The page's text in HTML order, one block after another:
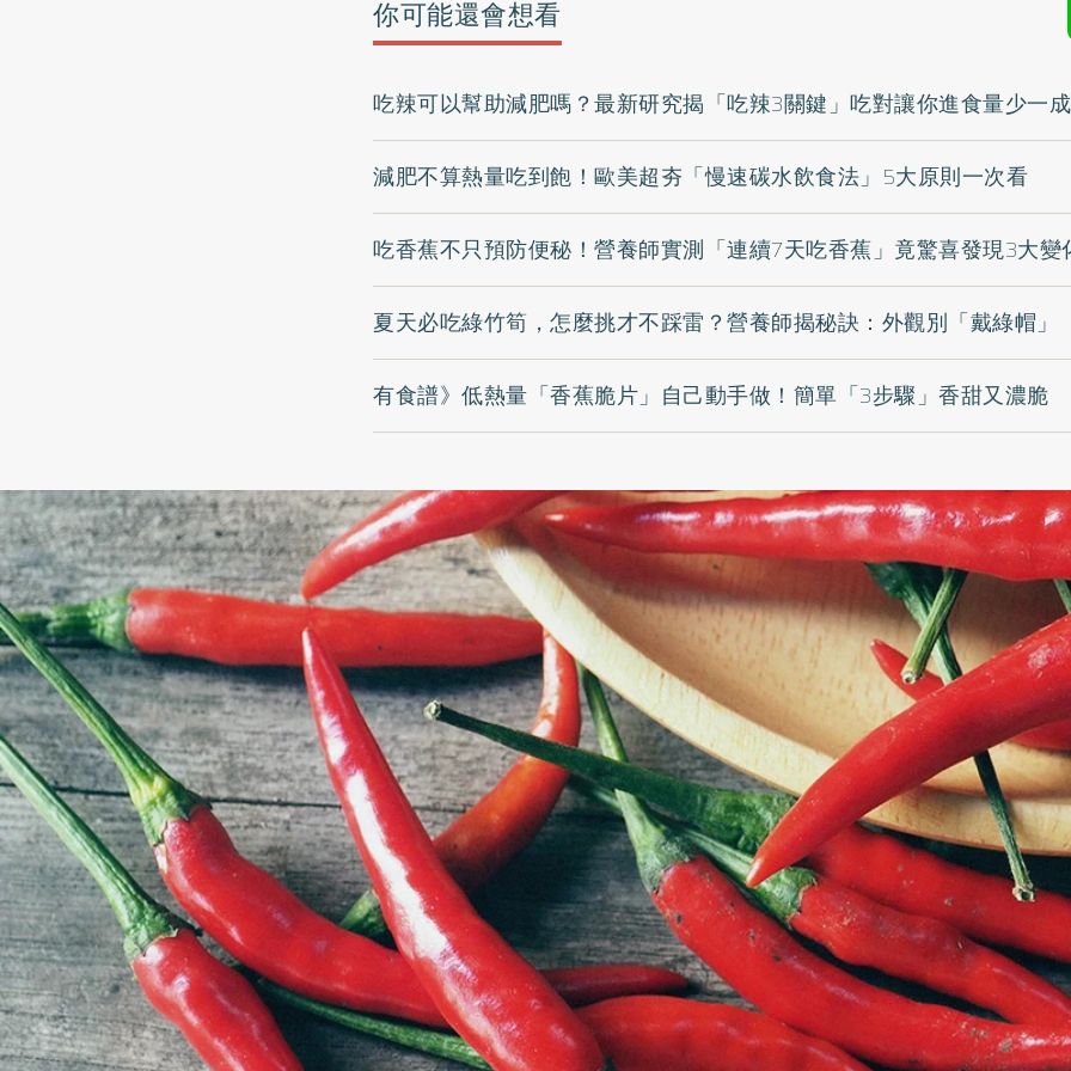
你可能還會想看
吃辣可以幫助減肥嗎？最新研究揭「吃辣3關鍵」吃對讓你進食量少一成
減肥不算熱量吃到飽！歐美超夯「慢速碳水飲食法」5大原則一次看
吃香蕉不只預防便秘！營養師實測「連續7天吃香蕉」竟驚喜發現3大變
夏天必吃綠竹筍，怎麼挑才不踩雷？營養師揭秘訣：外觀別「戴綠帽」
有食譜》低熱量「香蕉脆片」自己動手做！簡單「3步驟」香甜又濃脆